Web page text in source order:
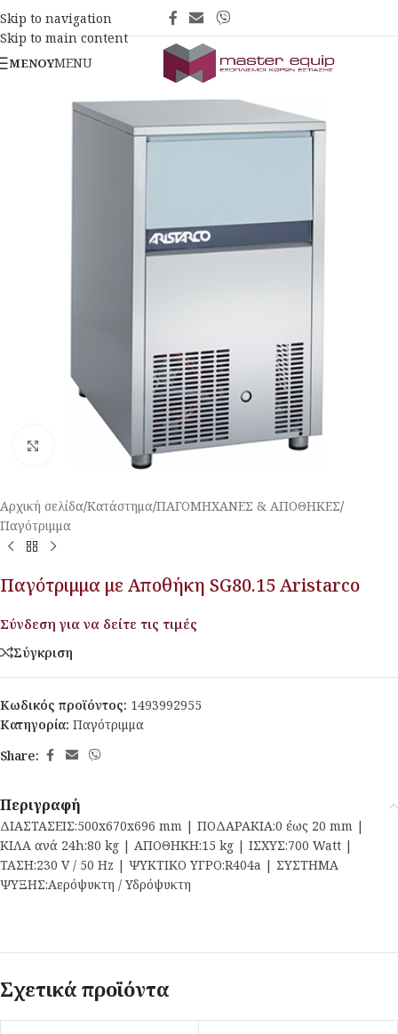
Skip to navigation
Skip to main content
ΜΕΝΟΎMENU
Κλικ για μεγέθυνση
Αρχική σελίδα/Κατάστημα/ΠΑΓΟΜΗΧΑΝΕΣ & ΑΠΟΘΗΚΕΣ/
Παγότριμμα
Παγότριμμα με Αποθήκη SG80.15 Aristarco
Σύνδεση για να δείτε τις τιμές
Σύγκριση
Κωδικός προϊόντος: 1493992955
Κατηγορία: Παγότριμμα
Share:
Περιγραφή
ΔΙΑΣΤΑΣΕΙΣ:500x670x696 mm | ΠΟΔΑΡΑΚΙΑ:0 έως 20 mm |
ΚΙΛΑ ανά 24h:80 kg | ΑΠΟΘΗΚΗ:15 kg | ΙΣΧΥΣ:700 Watt |
ΤΑΣΗ:230 V / 50 Hz | ΨΥΚΤΙΚΟ ΥΓΡΟ:R404a | ΣΥΣΤΗΜΑ
ΨΥΞΗΣ:Αερόψυκτη / Υδρόψυκτη
Σχετικά προϊόντα